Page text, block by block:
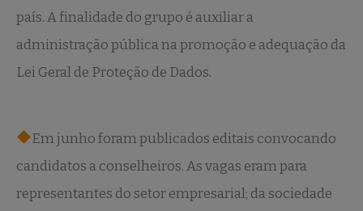
país. A finalidade do grupo é auxiliar a
administração pública na promoção e adequação da
Lei Geral de Proteção de Dados.
Em junho foram publicados editais convocando
candidatos a conselheiros. As vagas eram para
representantes do setor empresarial; da sociedade